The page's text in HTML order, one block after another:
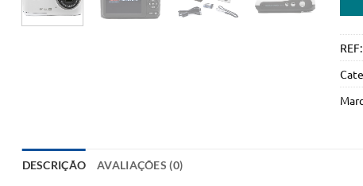
REF:
DESCRIÇÃO AVALIAÇÕES (0)